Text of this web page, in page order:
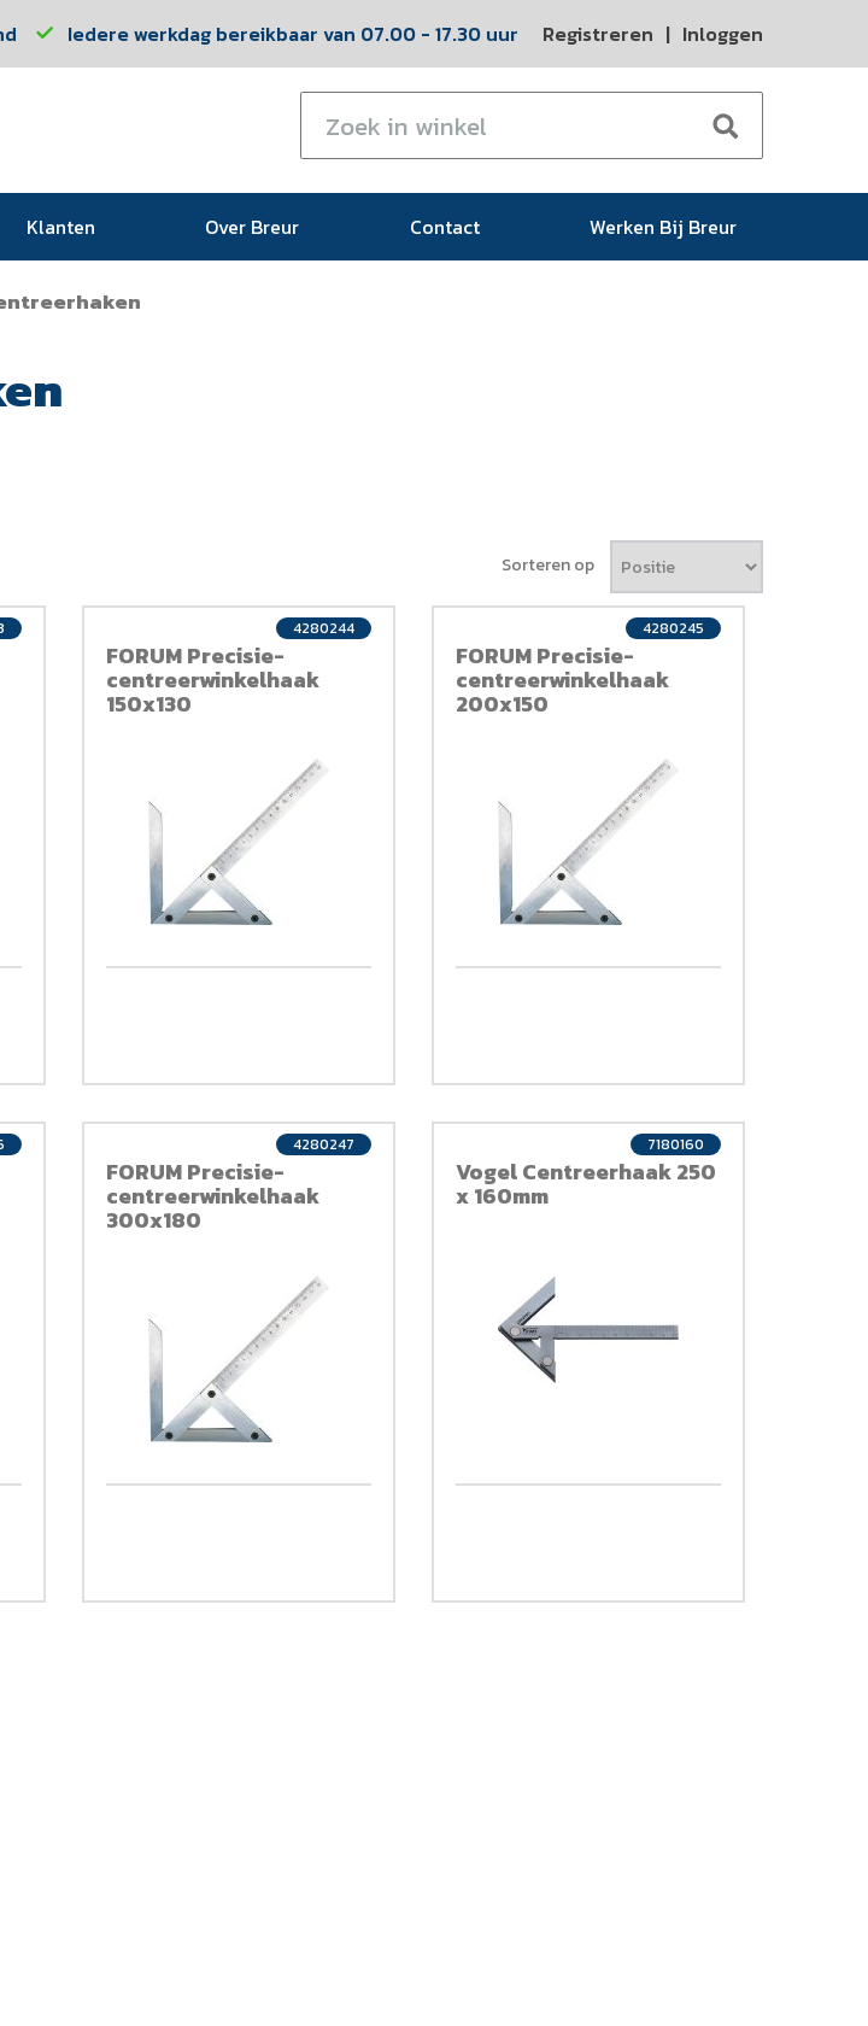
Iedere werkdag bereikbaar van 07.00 - 17.30 uur Registreren | Inloggen
Klanten Over Breur Contact Werken Bij Breur
Sorteren op
FORUM Precisie-
centreerwinkelhaak
150x130
4280244
FORUM Precisie-
centreerwinkelhaak
200x150
4280245
FORUM Precisie-
centreerwinkelhaak
300x180
4280247
Vogel Centreerhaak 250
x 160mm
7180160